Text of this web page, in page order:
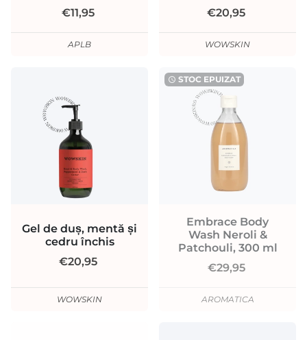
€11,95
APLB
€20,95
WOWSKIN
Gel de duș, mentă și
cedru închis
€20,95
WOWSKIN
watch_later STOC EPUIZAT
Embrace Body
Wash Neroli &
Patchouli, 300 ml
€29,95
AROMATICA